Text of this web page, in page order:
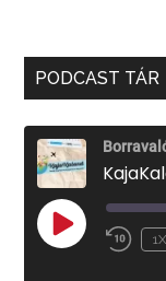
PODCAST TÁR
PLAY
EPISODE
1X